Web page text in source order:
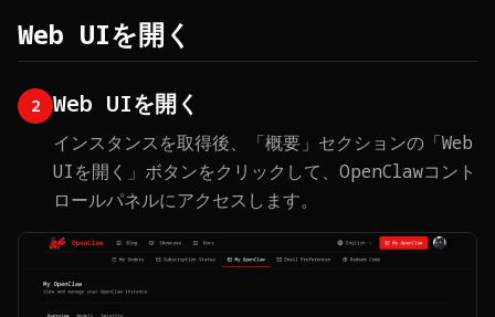
Web UIを開く
2 Web UIを開く
インスタンスを取得後、「概要」セクションの「Web
UIを開く」ボタンをクリックして、OpenClawコント
ロールパネルにアクセスします。